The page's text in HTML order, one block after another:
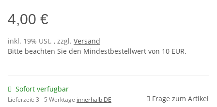
4,00 €
inkl. 19% USt. , zzgl. Versand
Bitte beachten Sie den Mindestbestellwert von 10 EUR.
Sofort verfügbar
Lieferzeit:3 - 5 Werktage innerhalb DE Frage zum Artikel